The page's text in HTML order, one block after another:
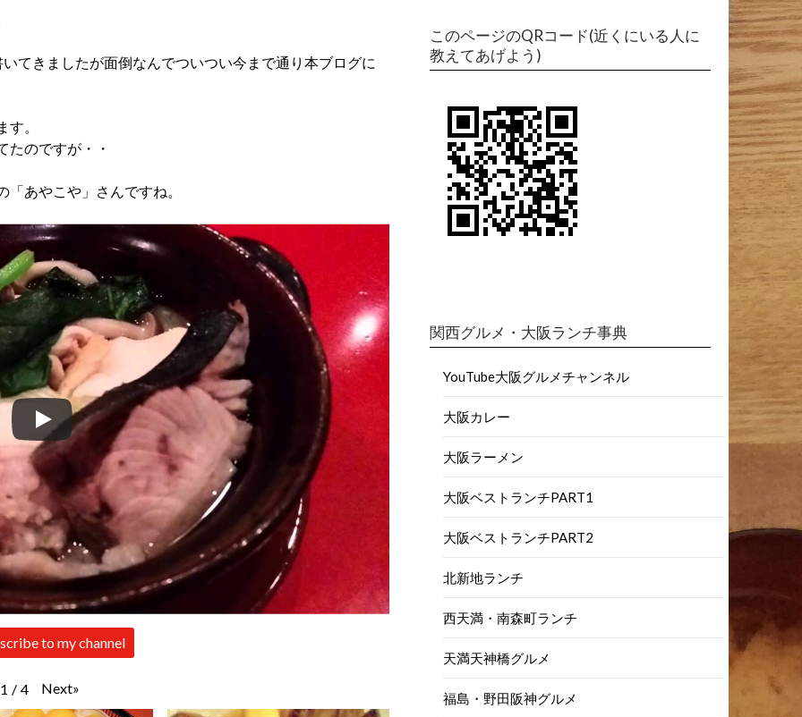
てきましたが面倒なんでついつい今まで通り本ブログに
。
たのですが・・
あやこや」さんですね。
to my channel
1 / 4 Next»
このページのQRコード(近くにいる人に
教えてあげよう)
関西グルメ・大阪ランチ事典
YouTube大阪グルメチャンネル
大阪カレー
大阪ラーメン
大阪ベストランチPART1
大阪ベストランチPART2
北新地ランチ
西天満・南森町ランチ
天満天神橋グルメ
福島・野田阪神グルメ